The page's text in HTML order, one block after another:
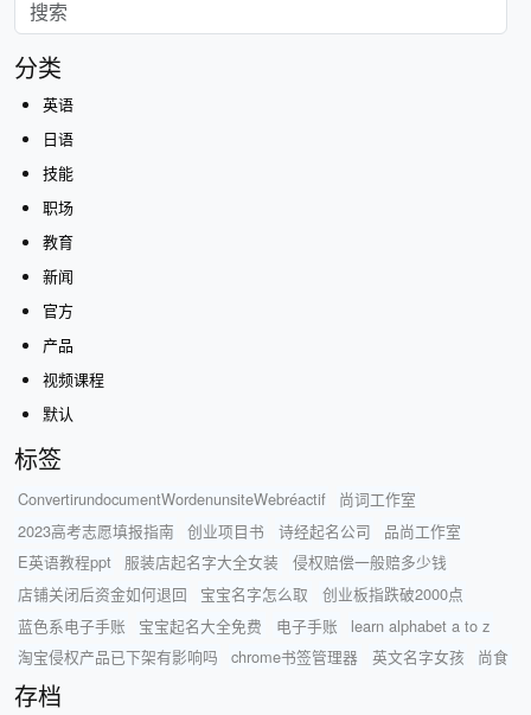
分类
英语
日语
技能
职场
教育
新闻
官方
产品
视频课程
默认
标签
ConvertirundocumentWordenunsiteWebréactif
尚词工作室
2023高考志愿填报指南
创业项目书 诗经起名公司
品尚工作室
E英语教程ppt
服装店起名字大全女装
侵权赔偿一般赔多少钱
店铺关闭后资金如何退回
宝宝名字怎么取
创业板指跌破2000点
蓝色系电子手账
宝宝起名大全免费 电子手账
learn alphabet a to z
淘宝侵权产品已下架有影响吗
chrome书签管理器 英文名字女孩 尚食
存档